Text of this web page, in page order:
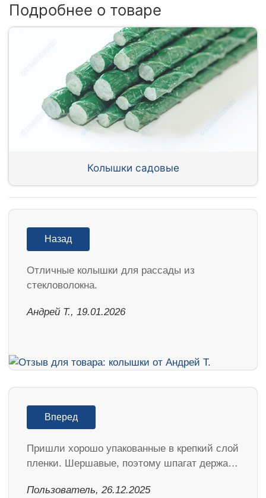
Подробнее о товаре
Колышки садовые
Назад
Отличные колышки для рассады из
стекловолокна.
Андрей Т., 19.01.2026
Вперед
Пришли хорошо упакованные в крепкий слой
пленки. Шершавые, поэтому шпагат держа…
Пользователь, 26.12.2025